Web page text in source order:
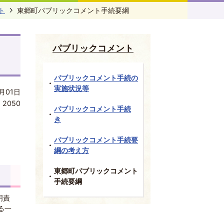
東郷町パブリックコメント手続要綱
01日
2050
責
一
パブリックコメント
パブリックコメント手続の
実施状況等
パブリックコメント手続
き
パブリックコメント手続要
綱の考え方
東郷町パブリックコメント
手続要綱